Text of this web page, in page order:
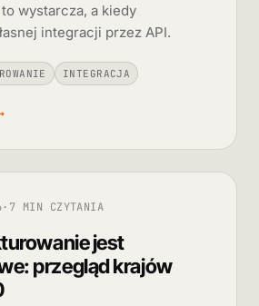
wystarcza, a kiedy
integracji przez API.
INTEGRACJA
· 7 MIN CZYTANIA
jest
przegląd krajów